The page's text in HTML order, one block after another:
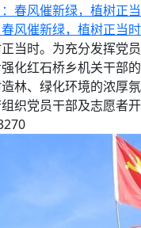
风催新绿，植树正当时
当时。为充分发挥党
化红石桥乡机关干部的
林、绿化环境的浓厚
织党员干部及志愿者